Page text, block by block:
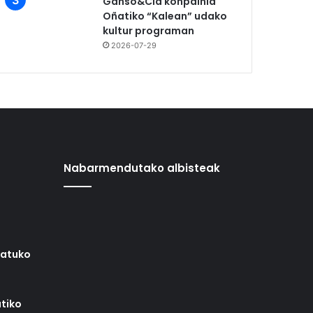
Oñatiko “Kalean” udako
kultur programan
2026-07-29
Nabarmendutako albisteak